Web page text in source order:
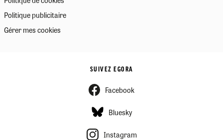
Politique publicitaire
Gérer mes cookies
SUIVEZ EGORA
Facebook
Bluesky
Instagram